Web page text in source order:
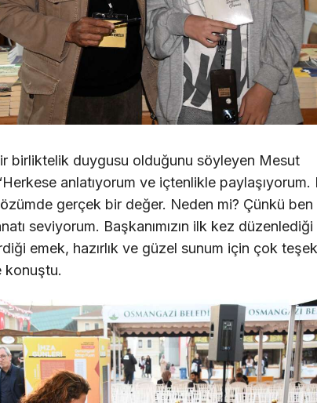
birliktelik duygusu olduğunu söyleyen Mesut
anlatıyorum ve içtenlikle paylaşıyorum.
gerçek bir değer. Neden mi? Çünkü ben
seviyorum. Başkanımızın ilk kez
emek, hazırlık ve güzel sunum için çok
konuştu.